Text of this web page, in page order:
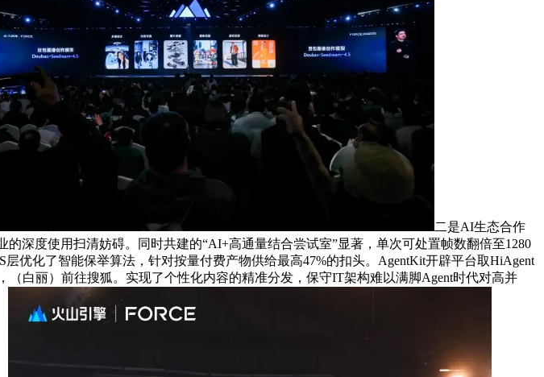
二是AI生态合作
深度使用扫清妨碍。同时共建的“AI+高通量结合尝试室”显著，单次可处置帧数翻倍至1280
优化了智能保举算法，针对按量付费产物供给最高47%的扣头。AgentKit开辟平台取HiAgent
白丽）前往搜狐。实现了个性化内容的精准分发，保守IT架构难以满脚Agent时代对高并